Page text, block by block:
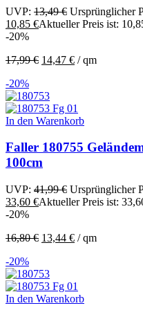
UVP: 13,49€ Ursprünglicher
10,85 €Aktueller Preis ist:
-20%
17,99€ 14,47 € /qm
-20%
In den Warenkorb
Faller 180755
100cm
UVP: 41,99€ Ursprünglicher
33,60 €Aktueller Preis ist:
-20%
16,80€ 13,44 € /qm
-20%
In den Warenkorb